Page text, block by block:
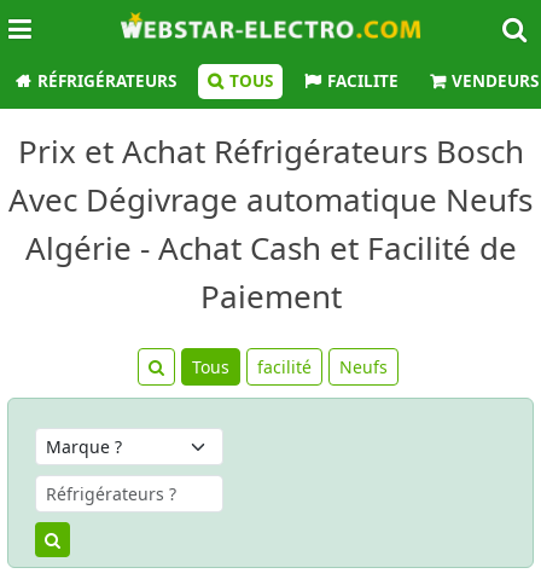
RÉFRIGÉRATEURS TOUS FACILITE VENDEURS
Prix et Achat Réfrigérateurs Bosch
Avec Dégivrage automatique Neufs
Algérie - Achat Cash et Facilité de
Paiement
Tous facilité Neufs